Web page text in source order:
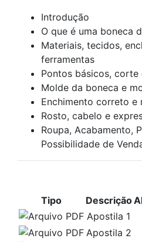
Introdução
O que é uma boneca
Materiais, tecidos,
ferramentas
Pontos básicos,
Molde da boneca e
Enchimento correto e
Rosto, cabelo e
Roupa, Acabamento,
Possibilidade de
Tipo Descrição
Apostila 1
Apostila 2